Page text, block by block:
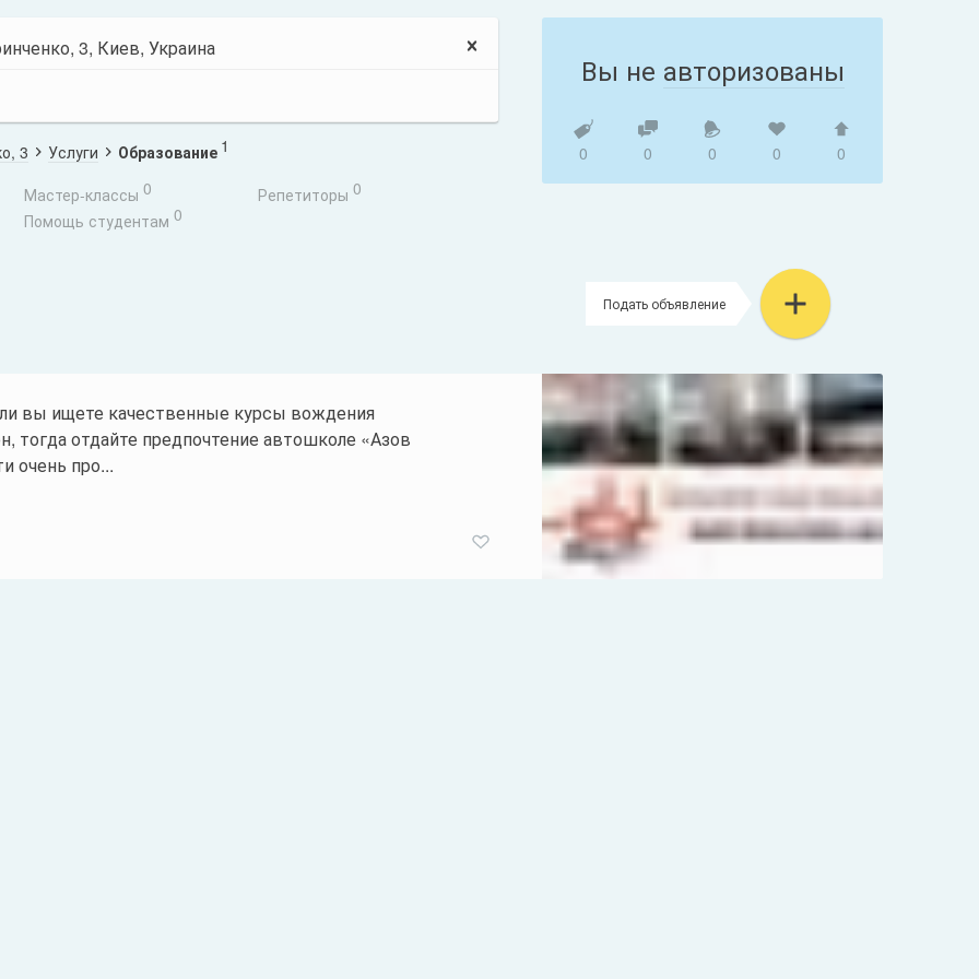
3 Услуги Образование 1
0
Мастер-классы
0
Помощь студентам
0
Репетиторы
Вы не авторизованы
0 0 0 0 0
Подать объявление
вы ищете качественные курсы вождения
тогда отдайте предпочтение автошколе «Азов
очень про...